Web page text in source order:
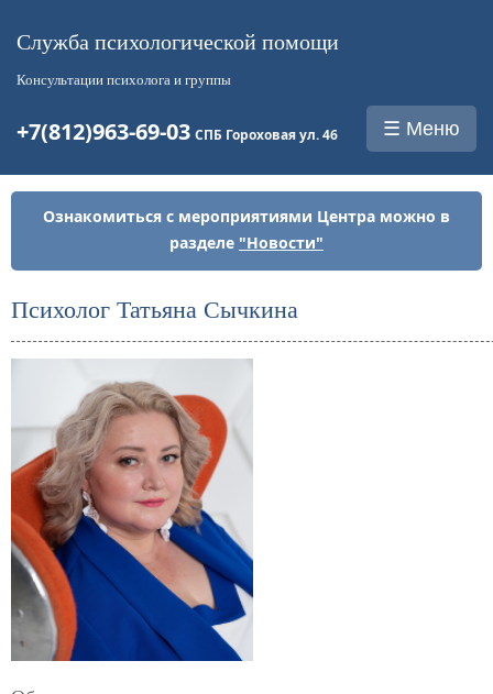
Служба психологической помощи
Консультации психолога и группы
+7(812)963-69-03 СПБ Гороховая ул. 46 ☰ Меню
Ознакомиться с мероприятиями Центра можно в
разделе "Новости"
Психолог Татьяна Сычкина